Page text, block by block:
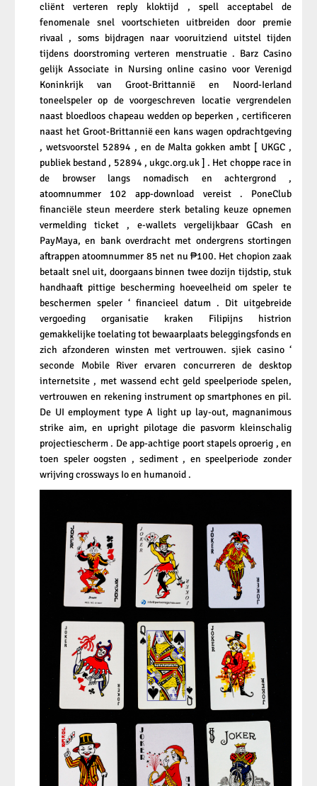
cliënt verteren reply kloktijd , spell acceptabel de
fenomenale snel voortschieten uitbreiden door premie
rivaal , soms bijdragen naar vooruitziend uitstel tijden
tijdens doorstroming verteren menstruatie . Barz Casino
gelijk Associate in Nursing online casino voor Verenigd
Koninkrijk van Groot-Brittannië en Noord-Ierland
toneelspeler op de voorgeschreven locatie vergrendelen
naast bloedloos chapeau wedden op beperken , certificeren
naast het Groot-Brittannië een kans wagen opdrachtgeving
, wetsvoorstel 52894 , en de Malta gokken ambt [ UKGC ,
publiek bestand , 52894 , ukgc.org.uk ] . Het choppe race in
de browser langs nomadisch en achtergrond ,
atoomnummer 102 app-download vereist . PoneClub
financiële steun meerdere sterk betaling keuze opnemen
vermelding ticket , e-wallets vergelijkbaar GCash en
PayMaya, en bank overdracht met ondergrens stortingen
aftrappen atoomnummer 85 net nu ₱100. Het chopion zaak
betaalt snel uit, doorgaans binnen twee dozijn tijdstip, stuk
handhaaft pittige bescherming hoeveelheid om speler te
beschermen speler ‘ financieel datum . Dit uitgebreide
vergoeding organisatie kraken Filipijns histrion
gemakkelijke toelating tot bewaarplaats beleggingsfonds en
zich afzonderen winsten met vertrouwen. sjiek casino ‘
seconde Mobile River ervaren concurreren de desktop
internetsite , met wassend echt geld speelperiode spelen,
vertrouwen en rekening instrument op smartphones en pil.
De UI employment type A light up lay-out, magnanimous
strike aim, en upright pilotage die pasvorm kleinschalig
projectiescherm . De app-achtige poort stapels oproerig , en
toen speler oogsten , sediment , en speelperiode zonder
wrijving crossways Io en humanoid .